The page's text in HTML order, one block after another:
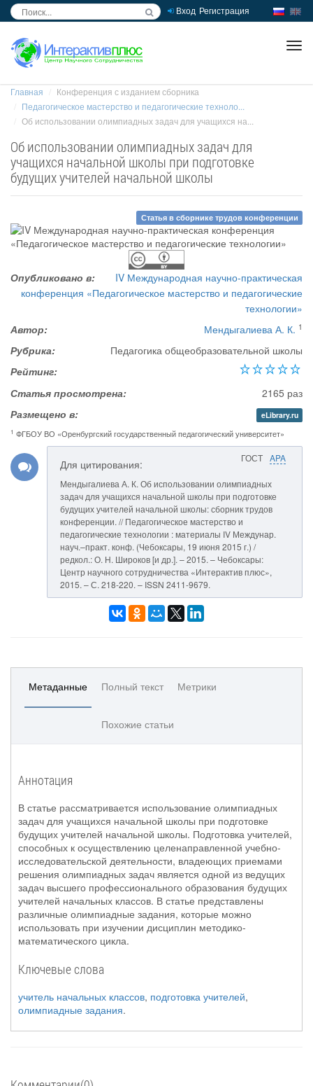
Вход Регистрация
Главная
Конференция с изданием сборника
Педагогическое мастерство и педагогические техноло...
Об использовании олимпиадных задач для учащихся на...
Об использовании олимпиадных задач для
учащихся начальной школы при подготовке
будущих учителей начальной школы
Статья в сборнике трудов конференции
Опубликовано в:
IV Международная научно-практическая
конференция «Педагогическое мастерство и педагогические
технологии»
Автор:
Мендыгалиева А. К. 1
Рубрика:
Педагогика общеобразовательной школы
Рейтинг:
Статья просмотрена:
2165 раз
Размещено в:
eLibrary.ru
1 ФГБОУ ВО «Оренбургский государственный педагогический университет»
ГОСТ APA
Для цитирования:
Мендыгалиева А. К. Об использовании олимпиадных
задач для учащихся начальной школы при подготовке
будущих учителей начальной школы: сборник трудов
конференции. // Педагогическое мастерство и
педагогические технологии : материалы IV Междунар.
науч.–практ. конф. (Чебоксары, 19 июня 2015 г.) /
редкол.: О. Н. Широков [и др.]. – 2015. – Чебоксары:
Центр научного сотрудничества «Интерактив плюс»,
2015. – С. 218-220. – ISSN 2411-9679.
Метаданные Полный текст Метрики
Похожие статьи
Аннотация
В статье рассматривается использование олимпиадных
задач для учащихся начальной школы при подготовке
будущих учителей начальной школы. Подготовка учителей,
способных к осуществлению целенаправленной учебно-
исследовательской деятельности, владеющих приемами
решения олимпиадных задач является одной из ведущих
задач высшего профессионального образования будущих
учителей начальных классов. В статье представлены
различные олимпиадные задания, которые можно
использовать при изучении дисциплин методико-
математического цикла.
Ключевые слова
учитель начальных классов, подготовка учителей,
олимпиадные задания.